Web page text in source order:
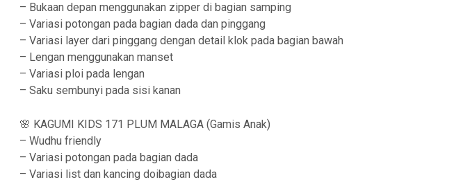
– Bukaan depan menggunakan zipper di bagian samping
– Variasi potongan pada bagian dada dan pinggang
– Variasi layer dari pinggang dengan detail klok pada bagian bawah
– Lengan menggunakan manset
– Variasi ploi pada lengan
– Saku sembunyi pada sisi kanan
🌸 KAGUMI KIDS 171 PLUM MALAGA (Gamis Anak)
– Wudhu friendly
– Variasi potongan pada bagian dada
– Variasi list dan kancing doibagian dada